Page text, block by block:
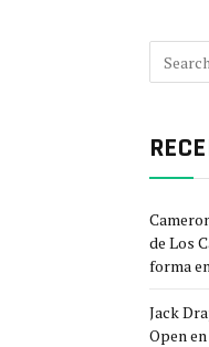
de Los
forma
Jack
Open